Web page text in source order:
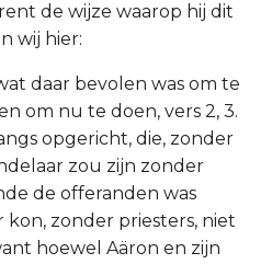
de wijze waarop hij dit
wij hier:
daar bevolen was om te
om nu te doen, vers 2, 3.
opgericht, die, zonder
zou zijn zonder
de offeranden was
kon, zonder priesters, niet
hoewel Aäron en zijn